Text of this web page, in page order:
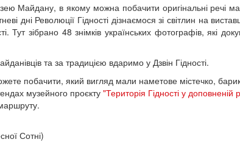
Майдану, в якому можна побачити оригінальні речі
дні Революції Гідності дізнаємося зі світлин на
зібрано 48 знімків українських фотографів, які
та за традицією вдаримо у Дзвін Гідності.
побачити, який вигляд мали наметове містечко,
музейного проєкту "Територія Гідності у доповненій
Сотні)